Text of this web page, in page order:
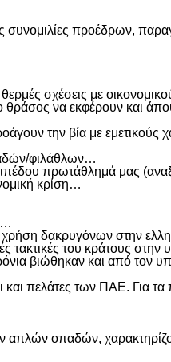
συνομιλίες προέδρων,
σχέσεις με
θράσος να εκφέρουν και
την βία με εμετικούς
φιλάθλων…
πρωτάθλημά μας
κρίση…
δακρυγόνων στην
τακτικές του κράτους στην
βιώθηκαν και από
πελάτες των ΠΑΕ. Για τα
απλών οπαδών,